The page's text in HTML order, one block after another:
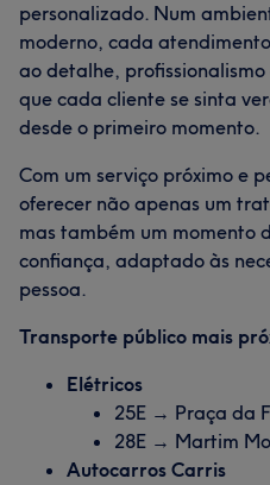
personalizado. Num
moderno, cada
ao detalhe,
que cada cliente se sinta
desde o primeiro momento.
Com um serviço próximo e
oferecer não apenas um
mas também um momento
confiança, adaptado às
pessoa.
Transporte público mais
Elétricos
25E → Praça da
28E → Martim
Autocarros Carris